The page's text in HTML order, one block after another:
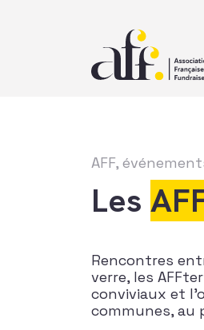
AFF,
Les
Rencontres
verre, les
conviviaux et
communes, au